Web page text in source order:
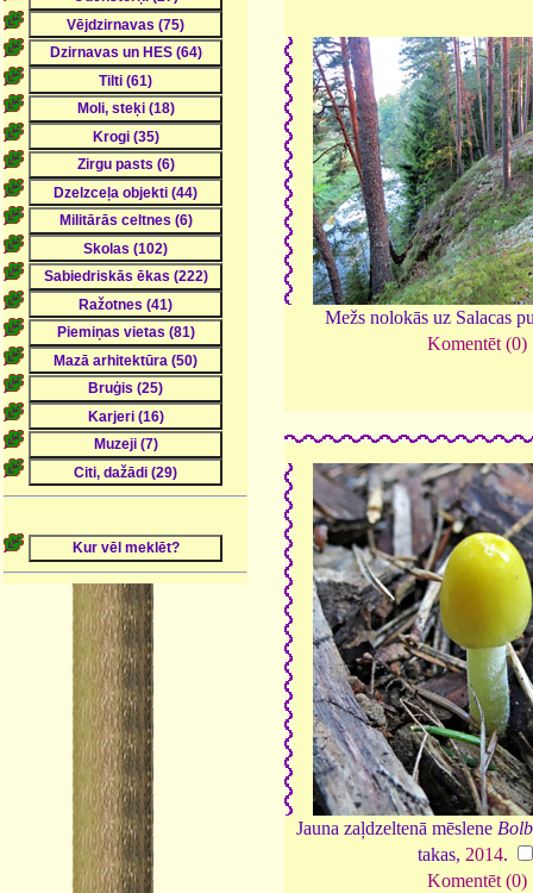
Mežs nolokās uz Salacas
Komentēt (0)
Jauna zaļdzeltenā mēslene
takas, 2014.
Komentēt (0)